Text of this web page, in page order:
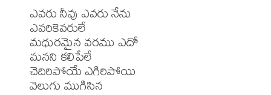
ఎవరు నీవు ఎవరు నేను
ఎవరికెవరులే
మధురమైన వరము ఎదో
మనని కలిపేలే
చెదిరిపోయే ఎగిరిపోయి
వెలుగు ముగిసిన